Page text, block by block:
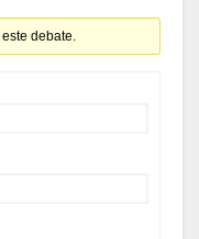
debate.